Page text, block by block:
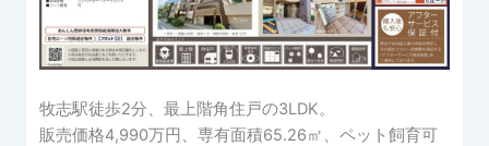
牧志駅徒歩2分、最上階角住戸の3LDK。
販売価格4,990万円、専有面積65.26㎡、ペット飼育可